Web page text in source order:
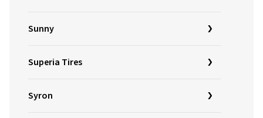
Sunny
Superia Tires
Syron